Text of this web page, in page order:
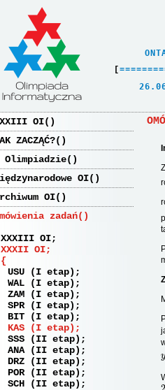
[ ========
OI
ZACZĄĆ?
Olimpiadzie
OI
OI
zadań
XXXIII OI
XXXII OI
USU (I etap)
WAL (I etap)
ZAM (I etap)
SPR (I etap)
BIT (I etap)
KAS (I etap)
SSS (II etap)
ANA (II etap)
DRZ (II etap)
POR (II etap)
SCH (II etap)